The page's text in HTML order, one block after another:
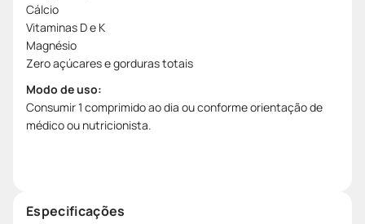
Cálcio
Vitaminas D e K
Magnésio
Zero açúcares e gorduras totais
Modo de uso:
Consumir 1 comprimido ao dia ou conforme orientação de
médico ou nutricionista.
Especificações